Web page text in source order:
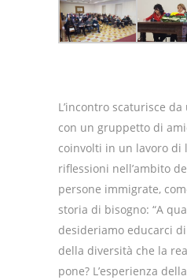
L’incontro scaturisce
con un gruppetto di
coinvolti in un lavoro di
riflessioni nell’ambito
persone immigrate,
storia di bisogno: “A
desideriamo educarci
della diversità che la
pone? L’esperienza